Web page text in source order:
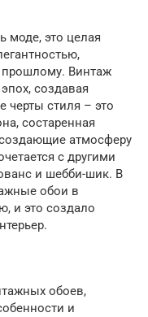
моде, это целая
прошлому. Винтаж
создавая
черты стиля – это
состаренная
атмосферу
с другими
и шебби-шик. В
обои в
и это создало
обоев,
и